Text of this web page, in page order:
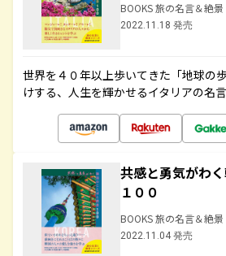
BOOKS 旅の名言＆絶景
2022.11.18 発売
世界を４０年以上歩いてきた「地球の
けする、人生を輝かせるイタリアの名
共感と勇気がわ
１００
BOOKS 旅の名言＆絶景
2022.11.04 発売